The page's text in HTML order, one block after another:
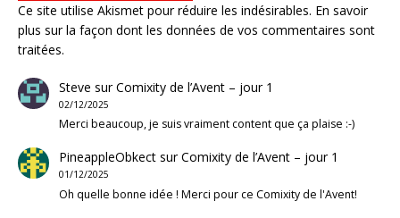
Ce site utilise Akismet pour réduire les indésirables. En savoir
plus sur la façon dont les données de vos commentaires sont
traitées.
Steve surComixity de l’Avent – jour 1
02/12/2025
Merci beaucoup, je suis vraiment content que ça plaise :-)
PineappleObkectsurComixity de l’Avent – jour 1
01/12/2025
Oh quelle bonne idée ! Merci pour ce Comixity de l'Avent!